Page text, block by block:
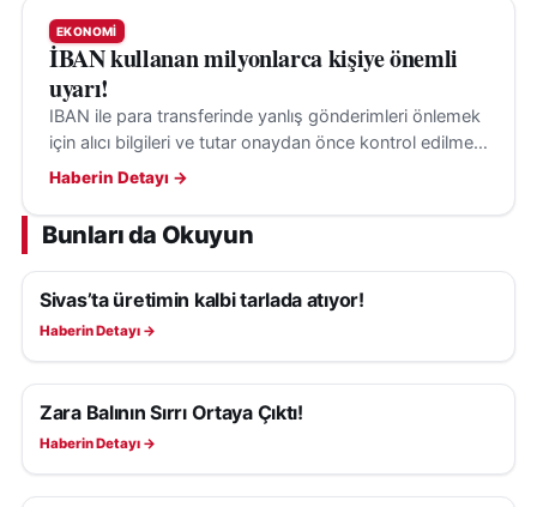
EKONOMI
İBAN kullanan milyonlarca kişiye önemli
uyarı!
IBAN ile para transferinde yanlış gönderimleri önlemek
için alıcı bilgileri ve tutar onaydan önce kontrol edilmeli;
hata halinde ise bankaya derhal başvurulmalı.
Haberin Detayı →
Bunları da Okuyun
EKONOMI
Sivas’ta üretimin kalbi tarlada atıyor!
Haberin Detayı →
EKONOMI
Zara Balının Sırrı Ortaya Çıktı!
Haberin Detayı →